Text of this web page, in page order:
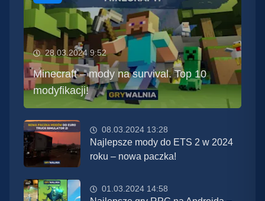
28.03.2024 9:52
Minecraft – mody na survival. Top 10
modyfikacji!
08.03.2024 13:28
Najlepsze mody do ETS 2 w 2024
roku – nowa paczka!
01.03.2024 14:58